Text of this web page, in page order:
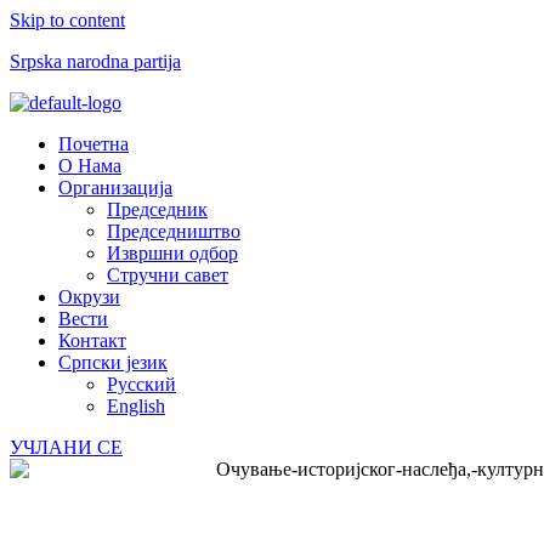
Skip to content
Srpska narodna partija
Menu
Почетна
О Нама
Организација
Председник
Председништво
Извршни одбор
Стручни савет
Окрузи
Вести
Контакт
Српски језик
Русский
English
УЧЛАНИ СЕ